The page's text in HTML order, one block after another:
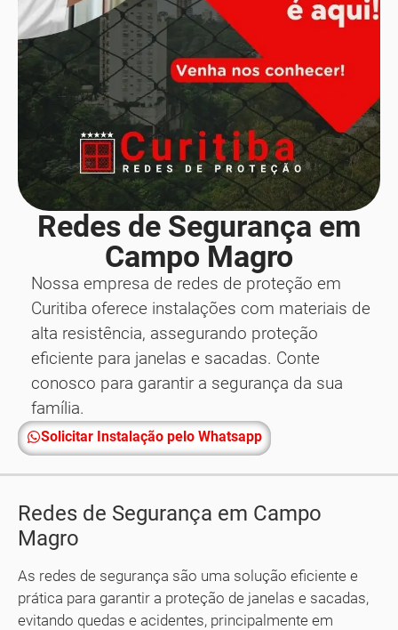
Redes de Segurança em
Campo Magro
Nossa empresa de redes de proteção em
Curitiba oferece instalações com materiais de
alta resistência, assegurando proteção
eficiente para janelas e sacadas. Conte
conosco para garantir a segurança da sua
família.
Solicitar Instalação pelo Whatsapp
Redes de Segurança em Campo
Magro
As redes de segurança são uma solução eficiente e
prática para garantir a proteção de janelas e sacadas,
evitando quedas e acidentes, principalmente em